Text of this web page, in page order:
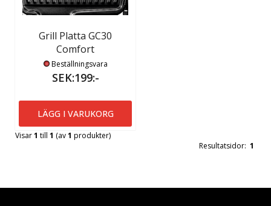
Grill Platta GC30
Comfort
Beställningsvara
SEK:199:-
LÄGG I VARUKORG
Visar1 till 1 (av1 produkter)
Resultatsidor: 1